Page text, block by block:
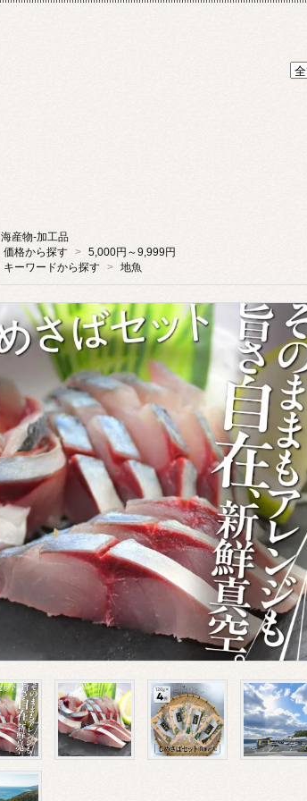
海産物-加工品
価格から探す > 5,000円～9,999円
キーワードから探す > 地魚